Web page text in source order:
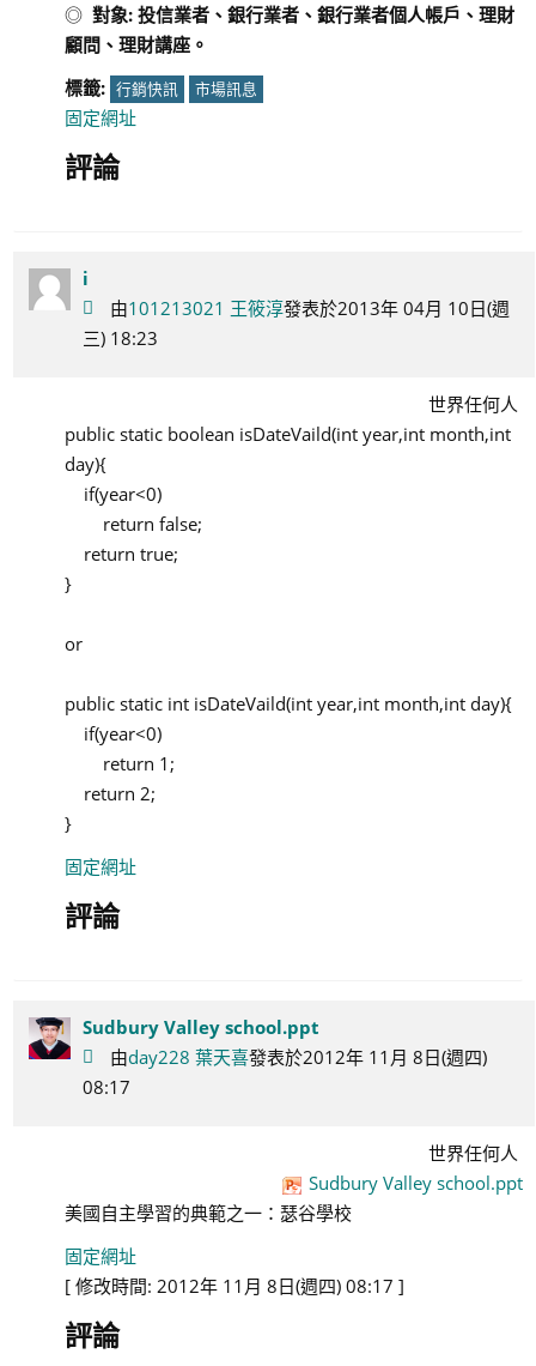
◎ 對象: 投信業者、銀行業者、銀行業者個人帳戶、理財
顧問、理財講座。
標籤: 行銷快訊 市場訊息
固定網址
評論
i
由101213021 王筱淳發表於2013年 04月 10日(週
三) 18:23
世界任何人
public static boolean isDateVaild(int year,int month,int
day){
if(year<0)
return false;
return true;
}
or
public static int isDateVaild(int year,int month,int day){
if(year<0)
return 1;
return 2;
}
固定網址
評論
Sudbury Valley school.ppt
由day228 葉天喜發表於2012年 11月 8日(週四)
08:17
世界任何人
Sudbury Valley school.ppt
美國自主學習的典範之一：瑟谷學校
固定網址
[ 修改時間: 2012年 11月 8日(週四) 08:17 ]
評論